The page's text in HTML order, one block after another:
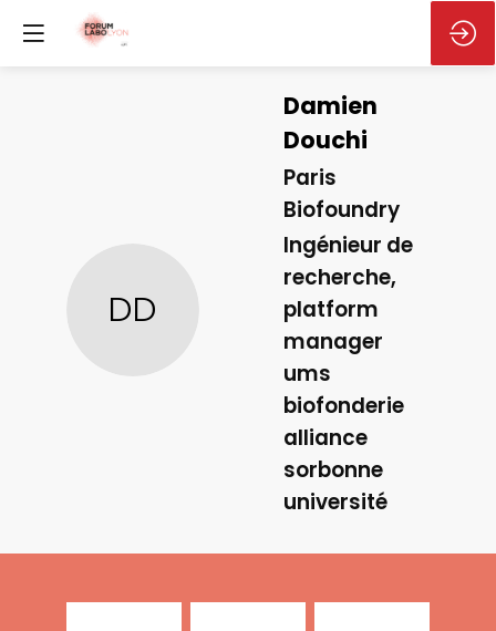
DD
Damien
Douchi
Paris
Biofoundry
Ingénieur de
recherche,
platform
manager
ums
biofonderie
alliance
sorbonne
université